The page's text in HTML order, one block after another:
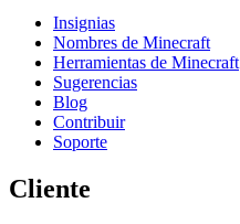
Insignias
Nombres de Minecraft
Herramientas de Minecraft
Sugerencias
Blog
Contribuir
Soporte
Cliente